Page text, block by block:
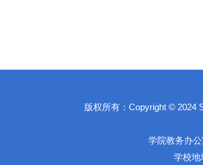
版权所有：Copyright © 2024
学院教务办
学校地